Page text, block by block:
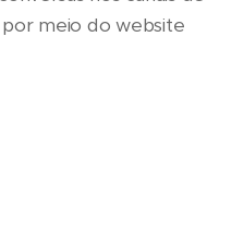
por meio do website